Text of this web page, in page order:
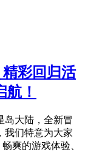
精彩回归活
！
岛大陆，全新冒
我们特意为大家
爽的游戏体验、